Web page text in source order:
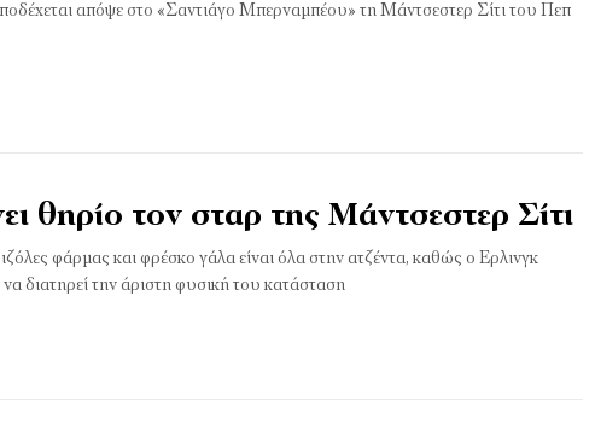
απόψε στο «Σαντιάγο Μπερναμπέου» τη Μάντσεστερ Σίτι του Πεπ
θηρίο τον σταρ της Μάντσεστερ Σίτι
φάρµας και φρέσκο γάλα είναι όλα στην ατζέντα, καθώς ο Ερλινγκ
διατηρεί την άριστη φυσική του κατάσταση